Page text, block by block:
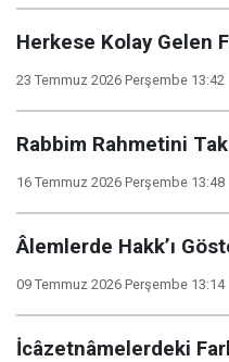
Herkese Kolay Gelen
23 Temmuz 2026 Perşembe 13:42
Rabbim Rahmetini
16 Temmuz 2026 Perşembe 13:48
Âlemlerde Hakk’ı
09 Temmuz 2026 Perşembe 13:14
İcâzetnâmelerdeki